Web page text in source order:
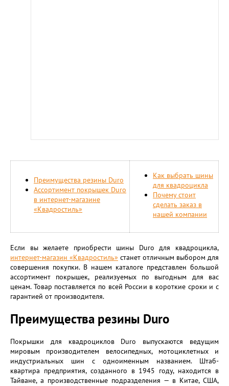
Преимущества резины Duro
Ассортимент покрышек Duro
в интернет-магазине
«Квадростиль»
Как выбрать шины
для квадроцикла
Почему стоит
сделать заказ в
нашей компании
Если вы желаете приобрести шины Duro для квадроцикла,
интернет-магазин «Квадростиль» станет отличным выбором для
совершения покупки. В нашем каталоге представлен большой
ассортимент покрышек, реализуемых по выгодным для вас
ценам. Товар поставляется по всей России в короткие сроки и с
гарантией от производителя.
Преимущества резины Duro
Покрышки для квадроциклов Duro выпускаются ведущим
мировым производителем велосипедных, мотоциклетных и
индустриальных шин с одноименным названием. Штаб-
квартира предприятия, созданного в 1945 году, находится в
Тайване, а производственные подразделения — в Китае, США,